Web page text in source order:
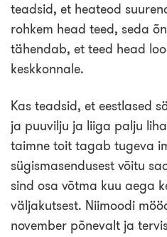
teadsid, et heateod
rohkem head teed, seda
tähendab, et teed head
keskkonnale.
Kas teadsid, et eestlased
ja puuvilju ja liiga palju
taimne toit tagab tugeva
sügismasendusest võitu
sind osa võtma kuu aega
väljakutsest. Niimoodi
november põnevalt ja